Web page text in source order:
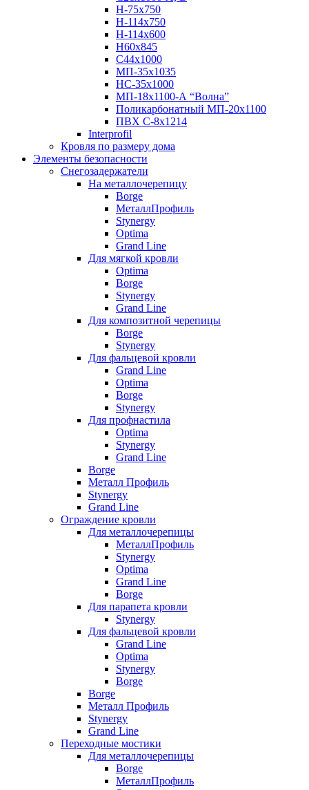
H-75х750
Н-114х750
Н-114х600
Н60х845
С44х1000
МП-35х1035
НС-35х1000
МП-18х1100-А “Волна”
Поликарбонатный МП-20х1100
ПВХ С-8х1214
Interprofil
Кровля по размеру дома
Элементы безопасности
Снегозадержатели
На металлочерепицу
Borge
МеталлПрофиль
Stynergy
Optima
Grand Line
Для мягкой кровли
Optima
Borge
Stynergy
Grand Line
Для композитной черепицы
Borge
Stynergy
Для фальцевой кровли
Grand Line
Optima
Borge
Stynergy
Для профнастила
Optima
Stynergy
Grand Line
Borge
Металл Профиль
Stynergy
Grand Line
Ограждение кровли
Для металлочерепицы
МеталлПрофиль
Stynergy
Optima
Grand Line
Borge
Для парапета кровли
Stynergy
Для фальцевой кровли
Grand Line
Optima
Stynergy
Borge
Borge
Металл Профиль
Stynergy
Grand Line
Переходные мостики
Для металлочерепицы
Borge
МеталлПрофиль